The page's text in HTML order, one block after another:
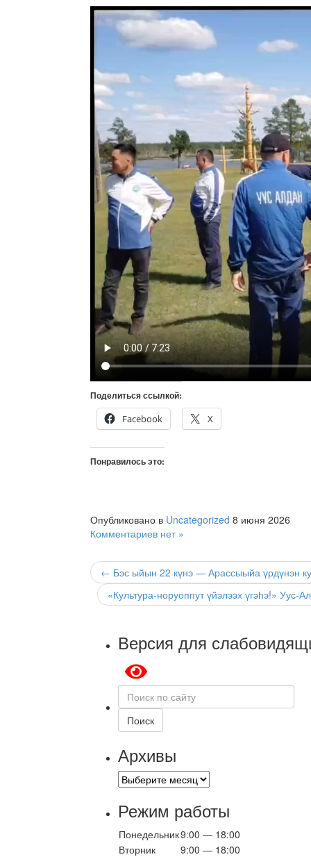
Поделиться ссылкой:
Facebook
X
Понравилось это:
Опубликовано в Uncategorized 8 июня 2026
Комментариев нет »
← Бэс ыйын 22 күнэ — Арассыыйа үрдүнэн
«Культура-норуоппут үйэлээх үгэһэ!»
Версия для
Поиск
по
сайту
Поиск
Архивы
Архивы
Режим работы
Понедельник9:00 — 18:00
Вторник
9:00 — 18:00